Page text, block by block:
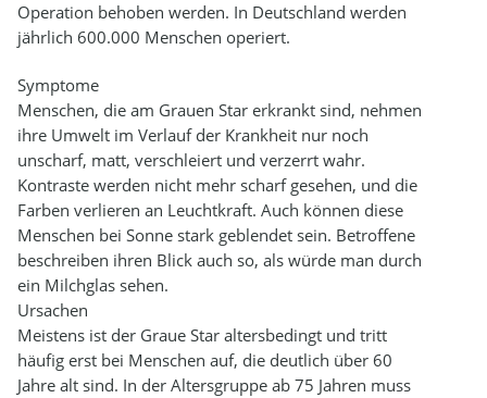
Operation behoben werden. In Deutschland werden
jährlich 600.000 Menschen operiert.
Symptome
Menschen, die am Grauen Star erkrankt sind, nehmen
ihre Umwelt im Verlauf der Krankheit nur noch
unscharf, matt, verschleiert und verzerrt wahr.
Kontraste werden nicht mehr scharf gesehen, und die
Farben verlieren an Leuchtkraft. Auch können diese
Menschen bei Sonne stark geblendet sein. Betroffene
beschreiben ihren Blick auch so, als würde man durch
ein Milchglas sehen.
Ursachen
Meistens ist der Graue Star altersbedingt und tritt
häufig erst bei Menschen auf, die deutlich über 60
Jahre alt sind. In der Altersgruppe ab 75 Jahren muss